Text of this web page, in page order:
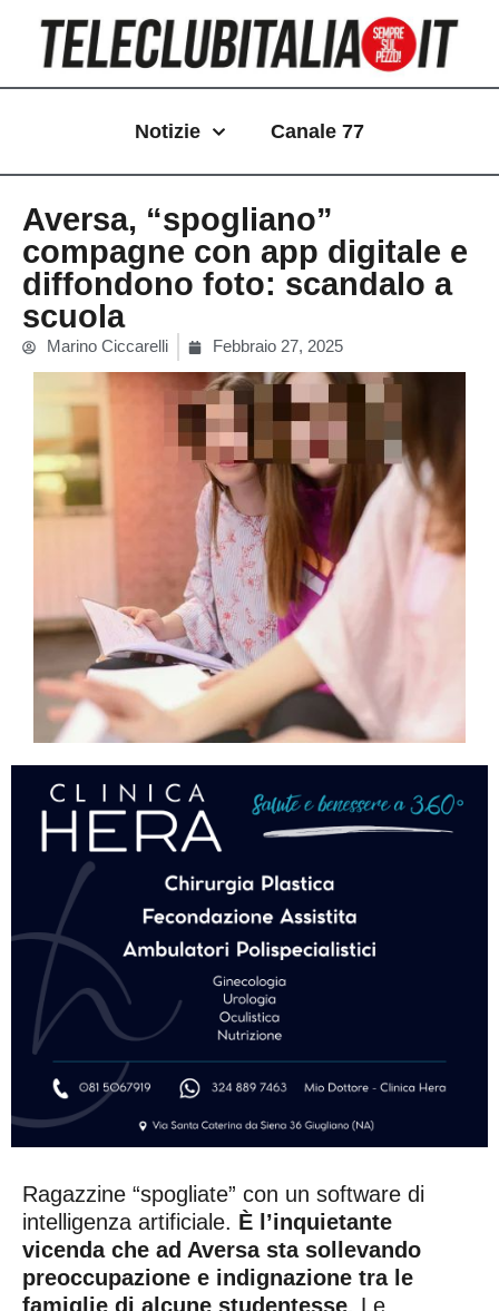
contenuto
Notizie Canale 77
Aversa, “spogliano”
compagne con app digitale e
diffondono foto: scandalo a
scuola
Marino Ciccarelli Febbraio 27, 2025
Ragazzine “spogliate” con un software di
intelligenza artificiale. È l’inquietante
vicenda che ad Aversa sta sollevando
preoccupazione e indignazione tra le
famiglie di alcune studentesse. Le